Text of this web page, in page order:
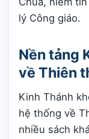
lý Công giáo.
Nền tảng
về Thiên
Kinh Thánh
hệ thống về
nhiều sách